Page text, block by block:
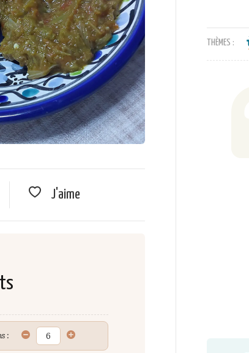
J'aime
:
THÈMES :